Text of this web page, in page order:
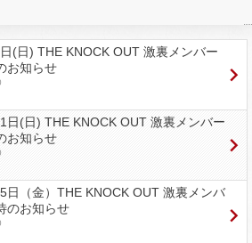
(日) THE KNOCK OUT 激裏メンバー
お知らせ
日(日) THE KNOCK OUT 激裏メンバー
お知らせ
日（金）THE KNOCK OUT 激裏メンバ
のお知らせ